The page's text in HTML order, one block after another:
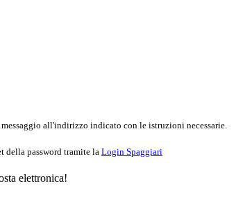
all'indirizzo indicato con le istruzioni necessarie.
della password tramite la Login Spaggiari
elettronica!